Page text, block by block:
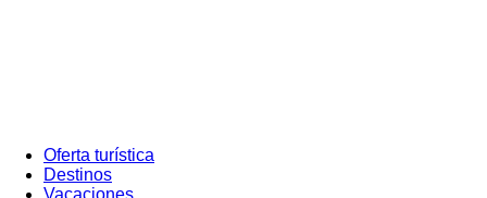
Oferta turística
Destinos
Vacaciones